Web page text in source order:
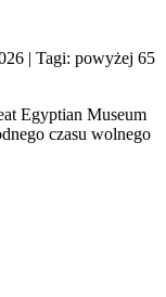
| Tagi: powyżej 65
Egyptian Museum
czasu wolnego